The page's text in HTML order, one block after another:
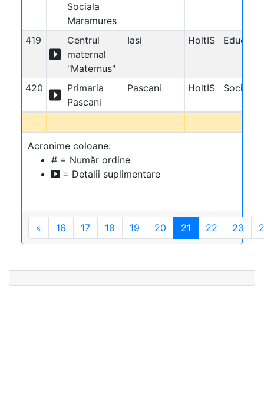
Sociala
Maramures
419
Centrul
maternal
"Maternus"
Iasi HoltIS
420
Primaria
Pascani
Pascani HoltIS Social
Acronime coloane:
# = Număr ordine
= Detalii suplimentare
« 16 17 18 19 20 21 22 23